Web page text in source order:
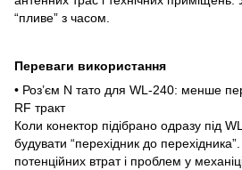
“пливе” з часом.
Переваги використання
• Роз’єм N тато для WL-240: менше
RF тракт
Коли конектор підібрано одразу під
будувати “перехідник до
потенційних втрат і проблем у